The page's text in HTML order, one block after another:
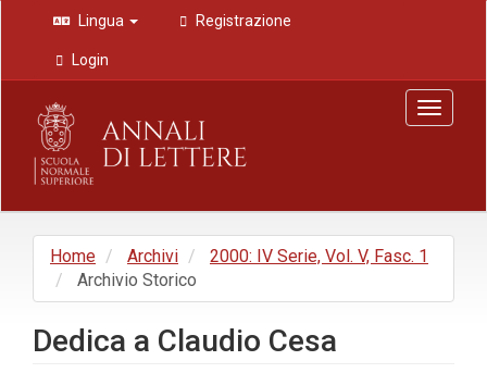
Navigazione
principale
Contenuto
principale
Barra
laterale
Lingua Registrazione
Login
Toggle
Home Archivi
2000: IV Serie, Vol. V, Fasc. 1
Archivio Storico
Dedica a Claudio Cesa